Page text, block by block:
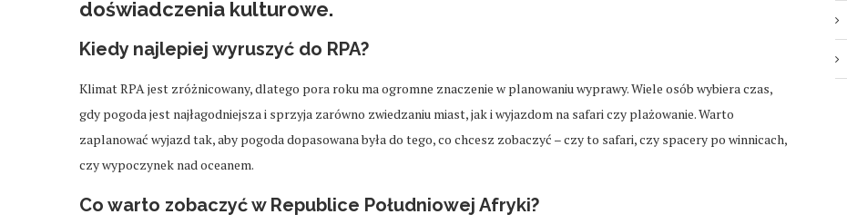
doświadczenia kulturowe.
Kiedy najlepiej wyruszyć do RPA?
Klimat RPA jest zróżnicowany, dlatego pora roku ma ogromne znaczenie w planowaniu wyprawy. Wiele osób wybiera czas,
gdy pogoda jest najłagodniejsza i sprzyja zarówno zwiedzaniu miast, jak i wyjazdom na safari czy plażowanie. Warto
zaplanować wyjazd tak, aby pogoda dopasowana była do tego, co chcesz zobaczyć – czy to safari, czy spacery po winnicach,
czy wypoczynek nad oceanem.
Co warto zobaczyć w Republice Południowej Afryki?